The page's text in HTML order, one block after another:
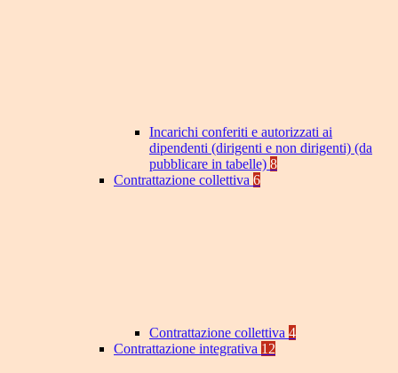
Incarichi conferiti e autorizzati ai
dipendenti (dirigenti e non dirigenti) (da
pubblicare in tabelle) 8
Contrattazione collettiva 6
Contrattazione collettiva 4
Contrattazione integrativa 12